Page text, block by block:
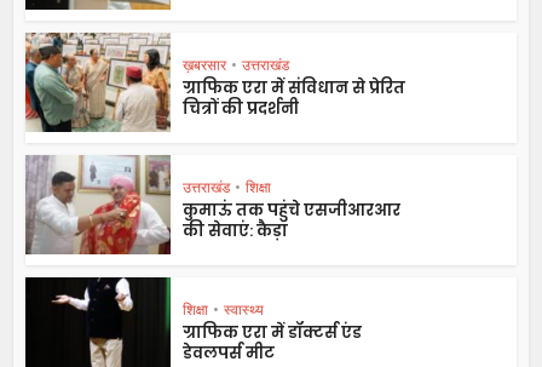
ख़बरसार • उत्तराखंड
ग्राफिक एरा में संविधान से प्रेरित
चित्रों की प्रदर्शनी
उत्तराखंड • शिक्षा
कुमाऊं तक पहुंचे एसजीआरआर
की सेवाएं: कैड़ा
शिक्षा • स्वास्थ्य
ग्राफिक एरा में डॉक्टर्स एंड
डेवलपर्स मीट